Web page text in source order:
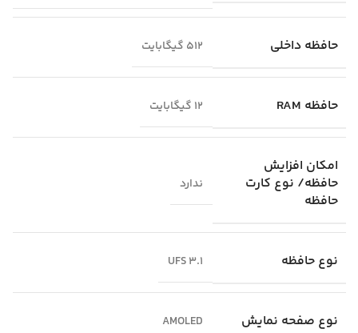
حافظه داخلی 512 گیگابایت
حافظه RAM 12 گیگابایت
امکان افزایش
حافظه/ نوع کارت
حافظه
ندارد
نوع حافظه UFS 3.1
نوع صفحه نمایش AMOLED